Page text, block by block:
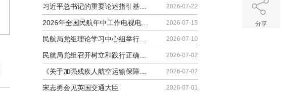
2026-07-22
2026-07-15
2026-07-10
2026-07-02
2026-07-02
宋志勇会见英国交通大臣 2026-07-01
分享